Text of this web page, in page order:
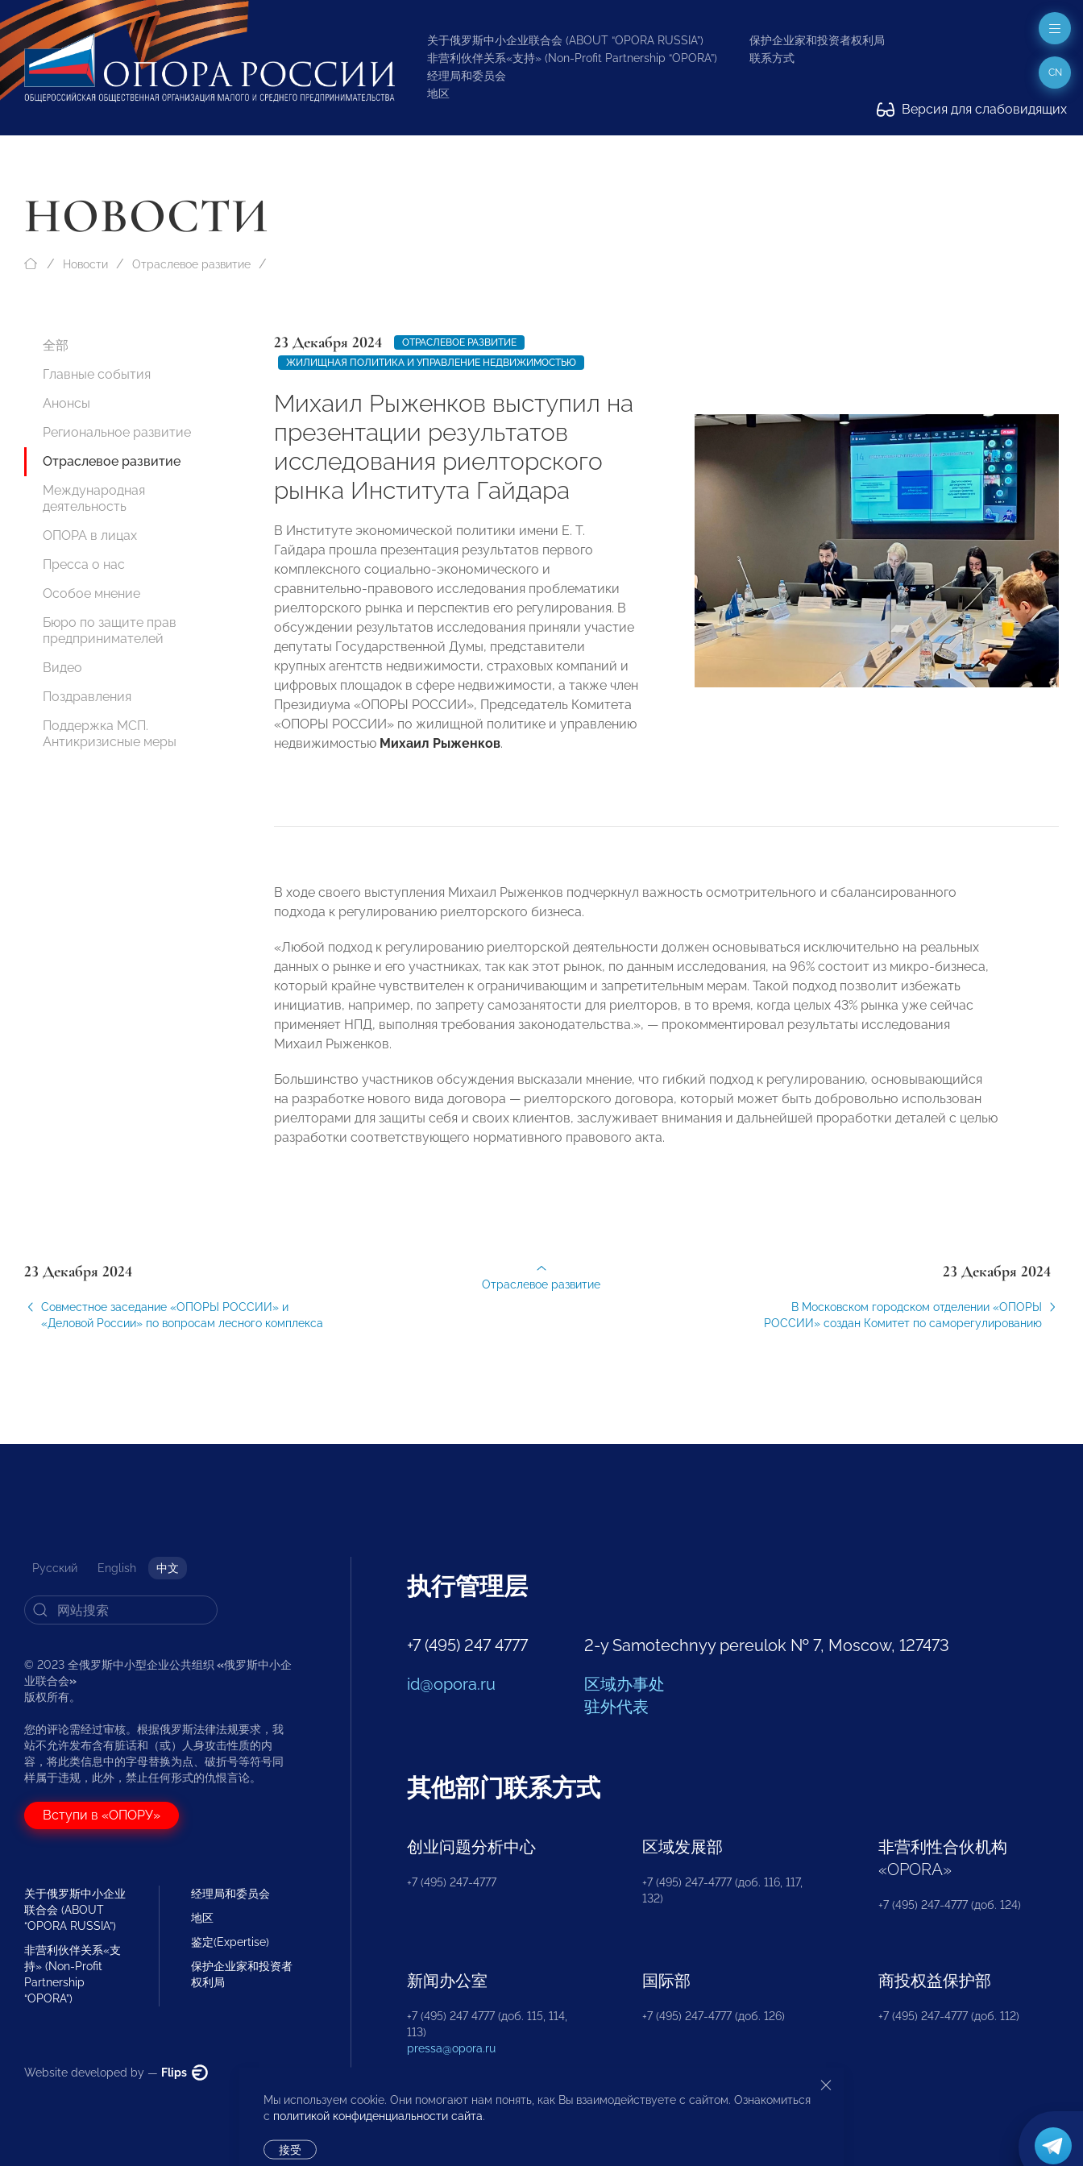
关于俄罗斯中小企业联合会 (ABOUT “OPORA RUSSIA”)
非营利伙伴关系«支持» (Non-Profit Partnership “OPORA”)
经理局和委员会
地区
保护企业家和投资者权利局
联系方式
Версия для слабовидящих
CN
НОВОСТИ
Новости Отраслевое развитие
全部
Главные события
Анонсы
Региональное развитие
Отраслевое развитие
Международная
деятельность
ОПОРА в лицах
Пресса о нас
Особое мнение
Бюро по защите прав
предпринимателей
Видео
Поздравления
Поддержка МСП.
Антикризисные меры
23 Декабря 2024
ОТРАСЛЕВОЕ РАЗВИТИЕ
ЖИЛИЩНАЯ ПОЛИТИКА И УПРАВЛЕНИЕ НЕДВИЖИМОСТЬЮ
Михаил Рыженков выступил на
презентации результатов
исследования риелторского
рынка Института Гайдара
В Институте экономической политики имени Е. Т.
Гайдара прошла презентация результатов первого
комплексного социально-экономического и
сравнительно-правового исследования проблематики
риелторского рынка и перспектив его регулирования. В
обсуждении результатов исследования приняли участие
депутаты Государственной Думы, представители
крупных агентств недвижимости, страховых компаний и
цифровых площадок в сфере недвижимости, а также член
Президиума «ОПОРЫ РОССИИ», Председатель Комитета
«ОПОРЫ РОССИИ» по жилищной политике и управлению
недвижимостью Михаил Рыженков.
В ходе своего выступления Михаил Рыженков подчеркнул важность осмотрительного и сбалансированного
подхода к регулированию риелторского бизнеса.
«Любой подход к регулированию риелторской деятельности должен основываться исключительно на реальных
данных о рынке и его участниках, так как этот рынок, по данным исследования, на 96% состоит из микро-бизнеса,
который крайне чувствителен к ограничивающим и запретительным мерам. Такой подход позволит избежать
инициатив, например, по запрету самозанятости для риелторов, в то время, когда целых 43% рынка уже сейчас
применяет НПД, выполняя требования законодательства.», — прокомментировал результаты исследования
Михаил Рыженков.
Большинство участников обсуждения высказали мнение, что гибкий подход к регулированию, основывающийся
на разработке нового вида договора — риелторского договора, который может быть добровольно использован
риелторами для защиты себя и своих клиентов, заслуживает внимания и дальнейшей проработки деталей с целью
разработки соответствующего нормативного правового акта.
23 Декабря 2024
Совместное заседание «ОПОРЫ РОССИИ» и
«Деловой России» по вопросам лесного комплекса
23 Декабря 2024
В Московском городском отделении «ОПОРЫ
РОССИИ» создан Комитет по саморегулированию
Отраслевое развитие
Русский English 中文
© 2023 全俄罗斯中小型企业公共组织 «俄罗斯中小企
业联合会»
版权所有。
您的评论需经过审核。根据俄罗斯法律法规要求，我
站不允许发布含有脏话和（或）人身攻击性质的内
容，将此类信息中的字母替换为点、破折号等符号同
样属于违规，此外，禁止任何形式的仇恨言论。
Вступи в «ОПОРУ»
关于俄罗斯中小企业
联合会 (ABOUT
“OPORA RUSSIA”)
非营利伙伴关系«支
持» (Non-Profit
Partnership
“OPORA”)
经理局和委员会
地区
鉴定(Expertise)
保护企业家和投资者
权利局
Website developed by — Flips
执行管理层
+7 (495) 247 4777
id@opora.ru
2-y Samotechnyy pereulok № 7, Moscow, 127473
区域办事处
驻外代表
其他部门联系方式
创业问题分析中心
+7 (495) 247-4777
区域发展部
+7 (495) 247-4777 (доб. 116, 117,
132)
非营利性合伙机构
«OPORA»
+7 (495) 247-4777 (доб. 124)
新闻办公室
+7 (495) 247 4777 (доб. 115, 114,
113)
pressa@opora.ru
国际部
+7 (495) 247-4777 (доб. 126)
商投权益保护部
+7 (495) 247-4777 (доб. 112)
Мы используем cookie. Они помогают нам понять, как Вы взаимодействуете с сайтом. Ознакомиться
с политикой конфиденциальности сайта.
接受